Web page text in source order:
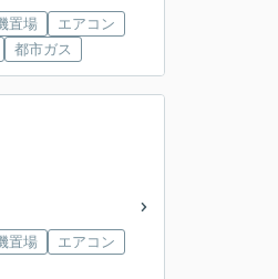
置場
エアコン
都市ガス
置場
エアコン